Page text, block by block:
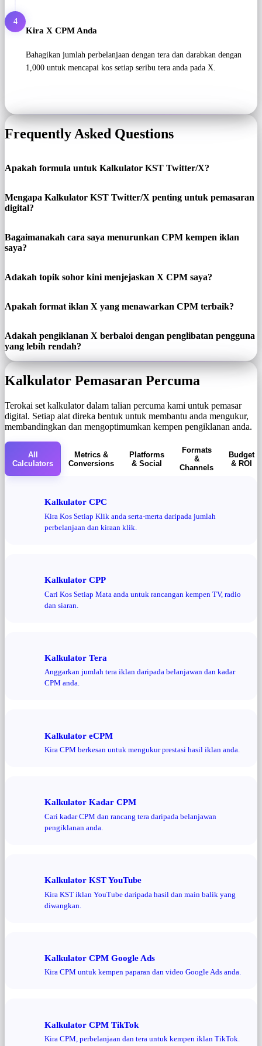
4
Kira X CPM Anda
Bahagikan jumlah perbelanjaan dengan tera dan darabkan dengan
1,000 untuk mencapai kos setiap seribu tera anda pada X.
Frequently Asked Questions
Apakah formula untuk Kalkulator KST Twitter/X?
Mengapa Kalkulator KST Twitter/X penting untuk pemasaran
digital?
Bagaimanakah cara saya menurunkan CPM kempen iklan
saya?
Adakah topik sohor kini menjejaskan X CPM saya?
Apakah format iklan X yang menawarkan CPM terbaik?
Adakah pengiklanan X berbaloi dengan penglibatan pengguna
yang lebih rendah?
Kalkulator Pemasaran Percuma
Terokai set kalkulator dalam talian percuma kami untuk pemasar
digital. Setiap alat direka bentuk untuk membantu anda mengukur,
membandingkan dan mengoptimumkan kempen pengiklanan anda.
All
Calculators
Metrics &
Conversions
Platforms
& Social
Formats
&
Channels
Budget
& ROI
Kalkulator CPC
Kira Kos Setiap Klik anda serta-merta daripada jumlah
perbelanjaan dan kiraan klik.
Kalkulator CPP
Cari Kos Setiap Mata anda untuk rancangan kempen TV, radio
dan siaran.
Kalkulator Tera
Anggarkan jumlah tera iklan daripada belanjawan dan kadar
CPM anda.
Kalkulator eCPM
Kira CPM berkesan untuk mengukur prestasi hasil iklan anda.
Kalkulator Kadar CPM
Cari kadar CPM dan rancang tera daripada belanjawan
pengiklanan anda.
Kalkulator KST YouTube
Kira KST iklan YouTube daripada hasil dan main balik yang
diwangkan.
Kalkulator CPM Google Ads
Kira CPM untuk kempen paparan dan video Google Ads anda.
Kalkulator CPM TikTok
Kira CPM, perbelanjaan dan tera untuk kempen iklan TikTok.